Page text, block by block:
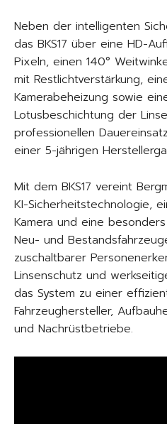
Neben der intelligenten
das BKS17 über eine HD-
Pixeln, einen 140°
mit Restlichtverstärkung,
Kamerabeheizung sowie
Lotusbeschichtung der
professionellen
einer 5-jährigen
Mit dem BKS17 vereint
KI-Sicherheitstechnologie,
Kamera und eine
Neu- und
zuschaltbarer
Linsenschutz und
das System zu einer
Fahrzeughersteller,
und Nachrüstbetriebe.